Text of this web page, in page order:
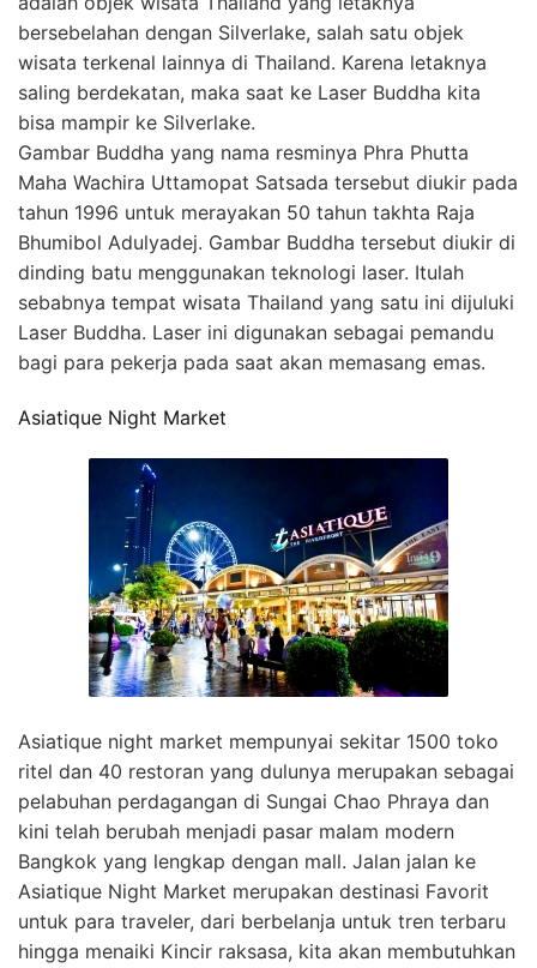
bersebelahan dengan Silverlake, salah satu objek
wisata terkenal lainnya di Thailand. Karena letaknya
saling berdekatan, maka saat ke Laser Buddha kita
bisa mampir ke Silverlake.
Gambar Buddha yang nama resminya Phra Phutta
Maha Wachira Uttamopat Satsada tersebut diukir pada
tahun 1996 untuk merayakan 50 tahun takhta Raja
Bhumibol Adulyadej. Gambar Buddha tersebut diukir di
dinding batu menggunakan teknologi laser. Itulah
sebabnya tempat wisata Thailand yang satu ini dijuluki
Laser Buddha. Laser ini digunakan sebagai pemandu
bagi para pekerja pada saat akan memasang emas.
Asiatique Night Market
Asiatique night market mempunyai sekitar 1500 toko
ritel dan 40 restoran yang dulunya merupakan sebagai
pelabuhan perdagangan di Sungai Chao Phraya dan
kini telah berubah menjadi pasar malam modern
Bangkok yang lengkap dengan mall. Jalan jalan ke
Asiatique Night Market merupakan destinasi Favorit
untuk para traveler, dari berbelanja untuk tren terbaru
hingga menaiki Kincir raksasa, kita akan membutuhkan